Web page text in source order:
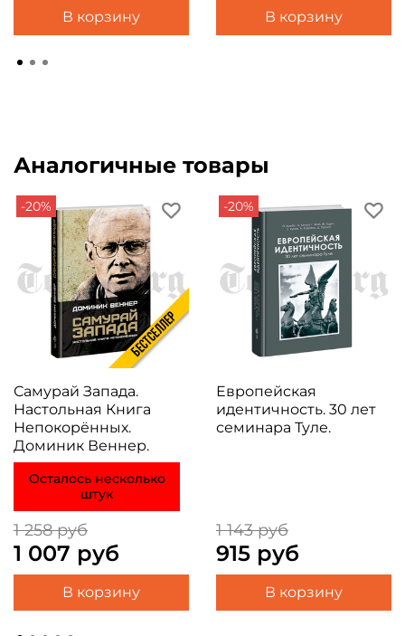
В корзину В корзину
Аналогичные товары
-20%
Самурай Запада.
Настольная Книга
Непокорённых.
Доминик Веннер.
Осталось несколько
штук
1 258 руб
1 007 руб
В корзину
-20%
Европейская
идентичность. 30 лет
семинара Туле.
1 143 руб
915 руб
В корзину